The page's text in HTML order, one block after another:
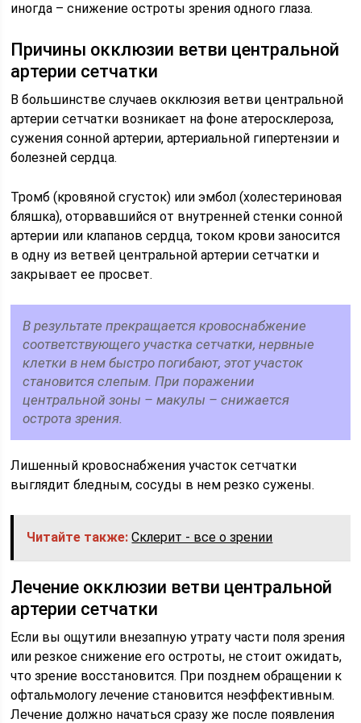
иногда – снижение остроты зрения одного глаза.
Причины окклюзии ветви центральной
артерии сетчатки
В большинстве случаев окклюзия ветви центральной
артерии сетчатки возникает на фоне атеросклероза,
сужения сонной артерии, артериальной гипертензии и
болезней сердца.
Тромб (кровяной сгусток) или эмбол (холестериновая
бляшка), оторвавшийся от внутренней стенки сонной
артерии или клапанов сердца, током крови заносится
в одну из ветвей центральной артерии сетчатки и
закрывает ее просвет.
В результате прекращается кровоснабжение
соответствующего участка сетчатки, нервные
клетки в нем быстро погибают, этот участок
становится слепым. При поражении
центральной зоны – макулы – снижается
острота зрения.
Лишенный кровоснабжения участок сетчатки
выглядит бледным, сосуды в нем резко сужены.
Читайте также: Склерит - все о зрении
Лечение окклюзии ветви центральной
артерии сетчатки
Если вы ощутили внезапную утрату части поля зрения
или резкое снижение его остроты, не стоит ожидать,
что зрение восстановится. При позднем обращении к
офтальмологу лечение становится неэффективным.
Лечение должно начаться сразу же после появления